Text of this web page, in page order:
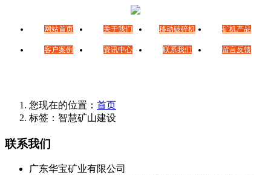
网站首页 关于我们 移动破碎机 矿机产品
客户案例 资讯中心 联系我们 留言反馈
您现在的位置： 首页
标签：智慧矿山建设
联系我们
广东华宝矿业有限公司